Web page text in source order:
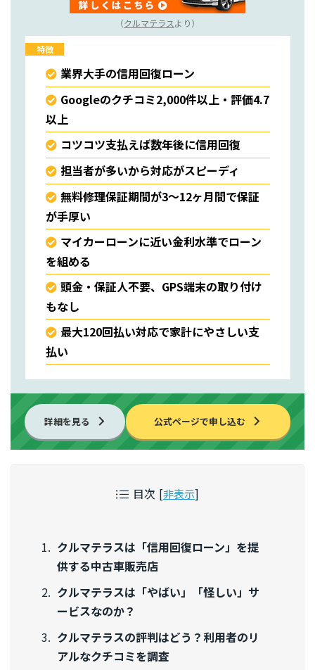
（クルマテラスより）
特徴
業界大手の信用回復ローン
Googleのクチコミ2,000件以上・評価4.7
以上
コツコツ支払えば数年後に信用回復
担当者が多いから対応がスピーディ
無料修理保証期間が3〜12ヶ月間で保証
が手厚い
マイカーローンに近い金利水準でローン
を組める
頭金・保証人不要、GPS端末の取り付け
もなし
最大120回払い対応で家計にやさしい支
払い
詳細を見る 公式ページで申し込む
目次 [非表示]
クルマテラスは「信用回復ローン」を提
供する中古車販売店
クルマテラスは「やばい」「怪しい」サ
ービスなのか？
クルマテラスの評判はどう？利用者のリ
アルなクチコミを調査